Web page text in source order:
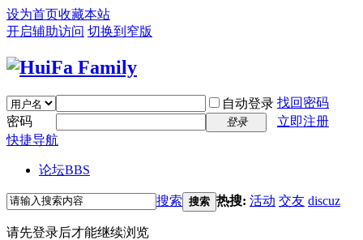
设为首页收藏本站
开启辅助访问 切换到窄版
自动登录 找回密码
密码
登录
立即注册
快捷导航
论坛BBS
搜索 搜索 热搜: 活动 交友 discuz
请先登录后才能继续浏览